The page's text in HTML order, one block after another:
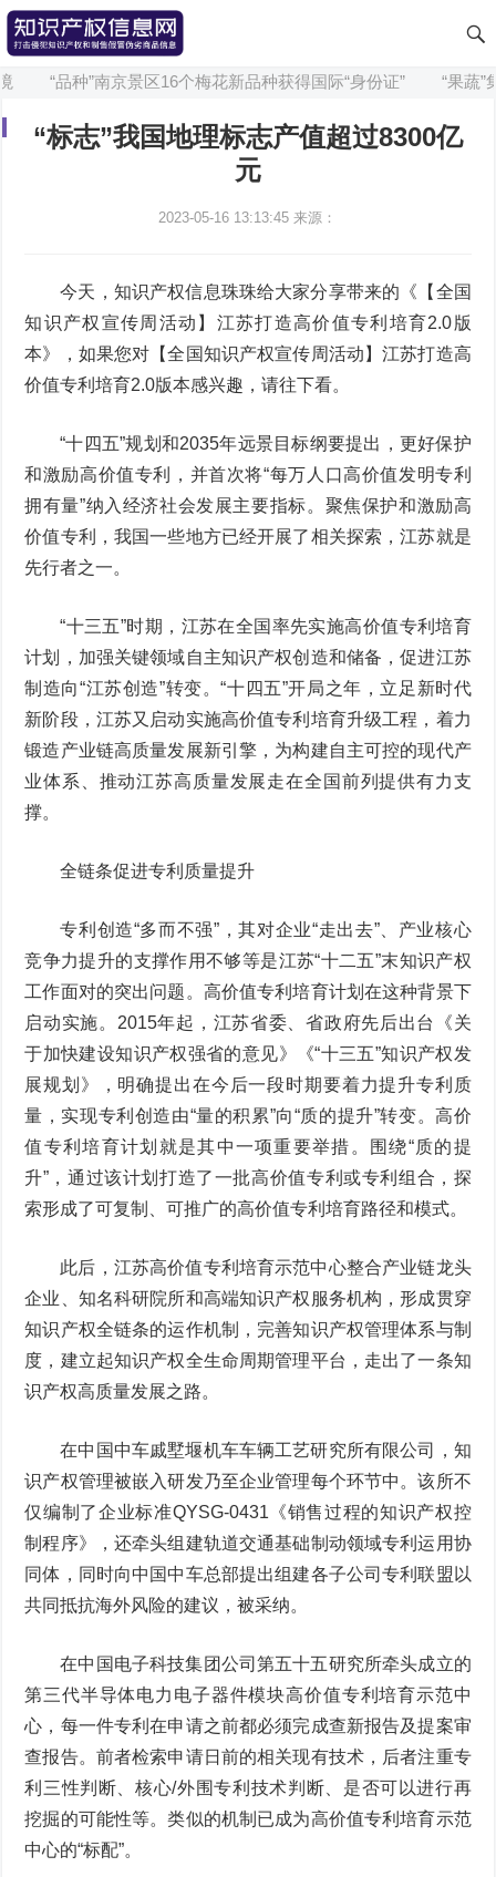
“品种”南京景区16个梅花新品种获得国际“身份证” “果蔬”集
“标志”我国地理标志产值超过8300亿
元
2023-05-16 13:13:45 来源：
今天，知识产权信息珠珠给大家分享带来的《【全国
知识产权宣传周活动】江苏打造高价值专利培育2.0版
本》，如果您对【全国知识产权宣传周活动】江苏打造高
价值专利培育2.0版本感兴趣，请往下看。
“十四五”规划和2035年远景目标纲要提出，更好保护
和激励高价值专利，并首次将“每万人口高价值发明专利
拥有量”纳入经济社会发展主要指标。聚焦保护和激励高
价值专利，我国一些地方已经开展了相关探索，江苏就是
先行者之一。
“十三五”时期，江苏在全国率先实施高价值专利培育
计划，加强关键领域自主知识产权创造和储备，促进江苏
制造向“江苏创造”转变。“十四五”开局之年，立足新时代
新阶段，江苏又启动实施高价值专利培育升级工程，着力
锻造产业链高质量发展新引擎，为构建自主可控的现代产
业体系、推动江苏高质量发展走在全国前列提供有力支
撑。
全链条促进专利质量提升
专利创造“多而不强”，其对企业“走出去”、产业核心
竞争力提升的支撑作用不够等是江苏“十二五”末知识产权
工作面对的突出问题。高价值专利培育计划在这种背景下
启动实施。2015年起，江苏省委、省政府先后出台《关
于加快建设知识产权强省的意见》《“十三五”知识产权发
展规划》，明确提出在今后一段时期要着力提升专利质
量，实现专利创造由“量的积累”向“质的提升”转变。高价
值专利培育计划就是其中一项重要举措。围绕“质的提
升”，通过该计划打造了一批高价值专利或专利组合，探
索形成了可复制、可推广的高价值专利培育路径和模式。
此后，江苏高价值专利培育示范中心整合产业链龙头
企业、知名科研院所和高端知识产权服务机构，形成贯穿
知识产权全链条的运作机制，完善知识产权管理体系与制
度，建立起知识产权全生命周期管理平台，走出了一条知
识产权高质量发展之路。
在中国中车戚墅堰机车车辆工艺研究所有限公司，知
识产权管理被嵌入研发乃至企业管理每个环节中。该所不
仅编制了企业标准QYSG-0431《销售过程的知识产权控
制程序》，还牵头组建轨道交通基础制动领域专利运用协
同体，同时向中国中车总部提出组建各子公司专利联盟以
共同抵抗海外风险的建议，被采纳。
在中国电子科技集团公司第五十五研究所牵头成立的
第三代半导体电力电子器件模块高价值专利培育示范中
心，每一件专利在申请之前都必须完成查新报告及提案审
查报告。前者检索申请日前的相关现有技术，后者注重专
利三性判断、核心/外围专利技术判断、是否可以进行再
挖掘的可能性等。类似的机制已成为高价值专利培育示范
中心的“标配”。